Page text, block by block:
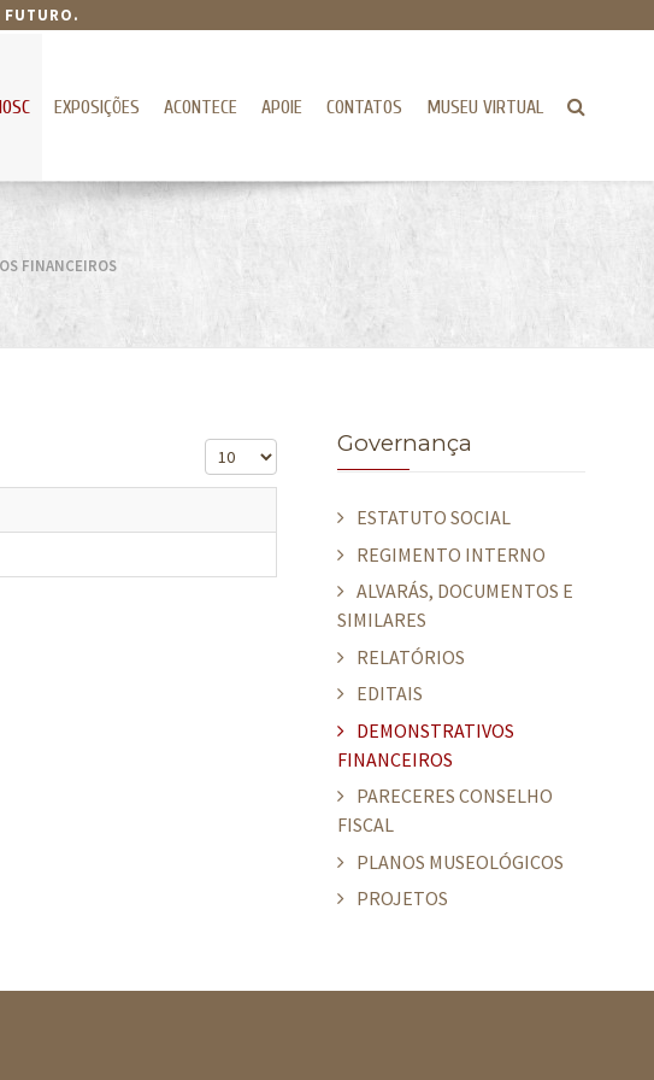
FUTURO.
EXPOSIÇÕES ACONTECE APOIE CONTATOS MUSEU VIRTUAL
FINANCEIROS
Exibir # Governança
ESTATUTO SOCIAL
REGIMENTO INTERNO
ALVARÁS, DOCUMENTOS E
SIMILARES
RELATÓRIOS
EDITAIS
DEMONSTRATIVOS
FINANCEIROS
PARECERES CONSELHO
FISCAL
PLANOS MUSEOLÓGICOS
PROJETOS